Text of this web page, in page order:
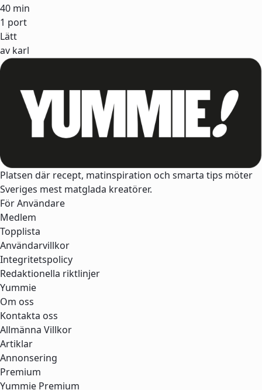
40 min
1 port
Lätt
av karl
Platsen där recept, matinspiration och smarta tips möter
Sveriges mest matglada kreatörer.
För Användare
Medlem
Topplista
Användarvillkor
Integritetspolicy
Redaktionella riktlinjer
Yummie
Om oss
Kontakta oss
Allmänna Villkor
Artiklar
Annonsering
Premium
Yummie Premium